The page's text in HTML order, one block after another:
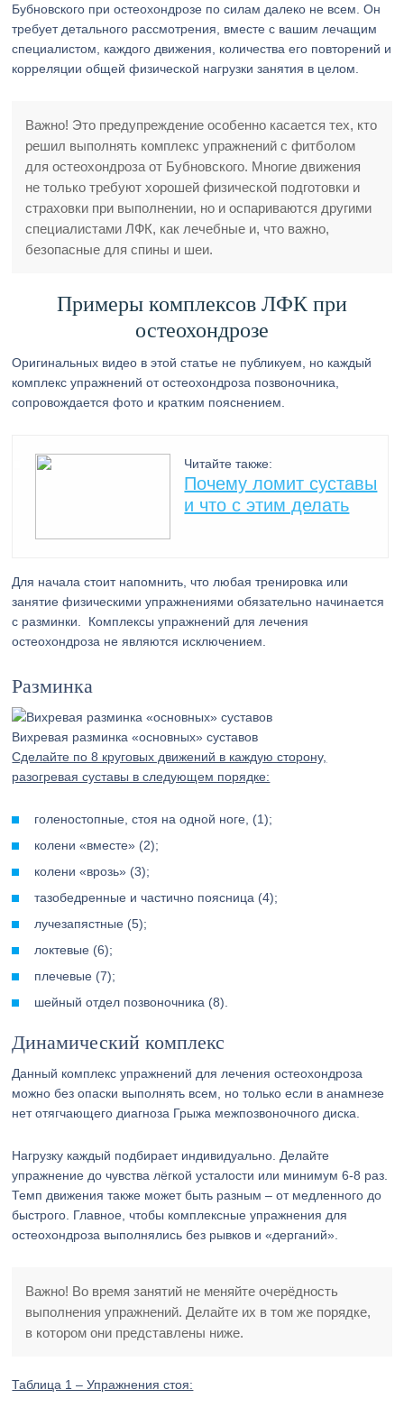
Бубновского при остеохондрозе по силам далеко не всем. Он
требует детального рассмотрения, вместе с вашим лечащим
специалистом, каждого движения, количества его повторений и
корреляции общей физической нагрузки занятия в целом.
Важно! Это предупреждение особенно касается тех, кто
решил выполнять комплекс упражнений с фитболом
для остеохондроза от Бубновского. Многие движения
не только требуют хорошей физической подготовки и
страховки при выполнении, но и оспариваются другими
специалистами ЛФК, как лечебные и, что важно,
безопасные для спины и шеи.
Примеры комплексов ЛФК при
остеохондрозе
Оригинальных видео в этой статье не публикуем, но каждый
комплекс упражнений от остеохондроза позвоночника,
сопровождается фото и кратким пояснением.
Читайте также:
Почему ломит суставы
и что с этим делать
Для начала стоит напомнить, что любая тренировка или
занятие физическими упражнениями обязательно начинается
с разминки. Комплексы упражнений для лечения
остеохондроза не являются исключением.
Разминка
Вихревая разминка «основных» суставов
Сделайте по 8 круговых движений в каждую сторону,
разогревая суставы в следующем порядке:
голеностопные, стоя на одной ноге, (1);
колени «вместе» (2);
колени «врозь» (3);
тазобедренные и частично поясница (4);
лучезапястные (5);
локтевые (6);
плечевые (7);
шейный отдел позвоночника (8).
Динамический комплекс
Данный комплекс упражнений для лечения остеохондроза
можно без опаски выполнять всем, но только если в анамнезе
нет отягчающего диагноза Грыжа межпозвоночного диска.
Нагрузку каждый подбирает индивидуально. Делайте
упражнение до чувства лёгкой усталости или минимум 6-8 раз.
Темп движения также может быть разным – от медленного до
быстрого. Главное, чтобы комплексные упражнения для
остеохондроза выполнялись без рывков и «дерганий».
Важно! Во время занятий не меняйте очерёдность
выполнения упражнений. Делайте их в том же порядке,
в котором они представлены ниже.
Таблица 1 – Упражнения стоя: